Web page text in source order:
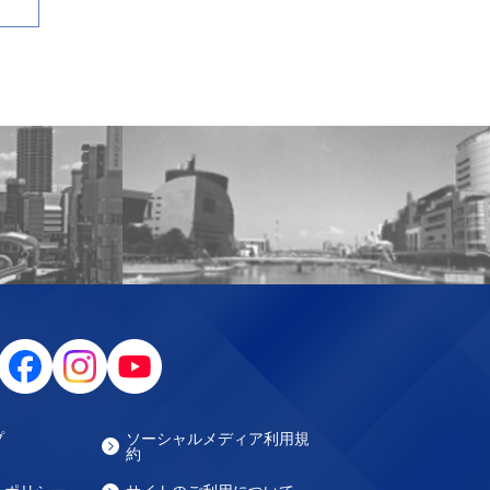
ソーシャルメディア利用規
約